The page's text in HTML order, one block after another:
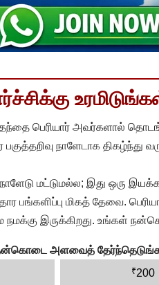
பெரியார் அவர்களால்
நாளேடாக திகழ்ந்து
நாளேடு மட்டுமல்ல; இது ஒரு
பங்களிப்பு மிகத் தேவை.
இருக்கிறது. உங்கள்
அளவைத்
₹200